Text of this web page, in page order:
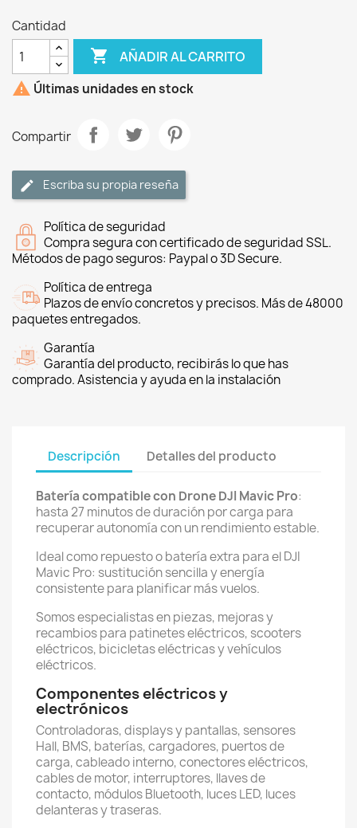
Cantidad
 AÑADIR AL CARRITO
 Últimas unidades en stock
Compartir
Escriba su propia reseña
Política de seguridad
Compra segura con certificado de seguridad SSL.
Métodos de pago seguros: Paypal o 3D Secure.
Política de entrega
Plazos de envío concretos y precisos. Más de 48000
paquetes entregados.
Garantía
Garantía del producto, recibirás lo que has
comprado. Asistencia y ayuda en la instalación
Descripción Detalles del producto
Batería compatible con Drone DJI Mavic Pro:
hasta 27 minutos de duración por carga para
recuperar autonomía con un rendimiento estable.
Ideal como repuesto o batería extra para el DJI
Mavic Pro: sustitución sencilla y energía
consistente para planificar más vuelos.
Somos especialistas en piezas, mejoras y
recambios para patinetes eléctricos, scooters
eléctricos, bicicletas eléctricas y vehículos
eléctricos.
Componentes eléctricos y
electrónicos
Controladoras, displays y pantallas, sensores
Hall, BMS, baterías, cargadores, puertos de
carga, cableado interno, conectores eléctricos,
cables de motor, interruptores, llaves de
contacto, módulos Bluetooth, luces LED, luces
delanteras y traseras.